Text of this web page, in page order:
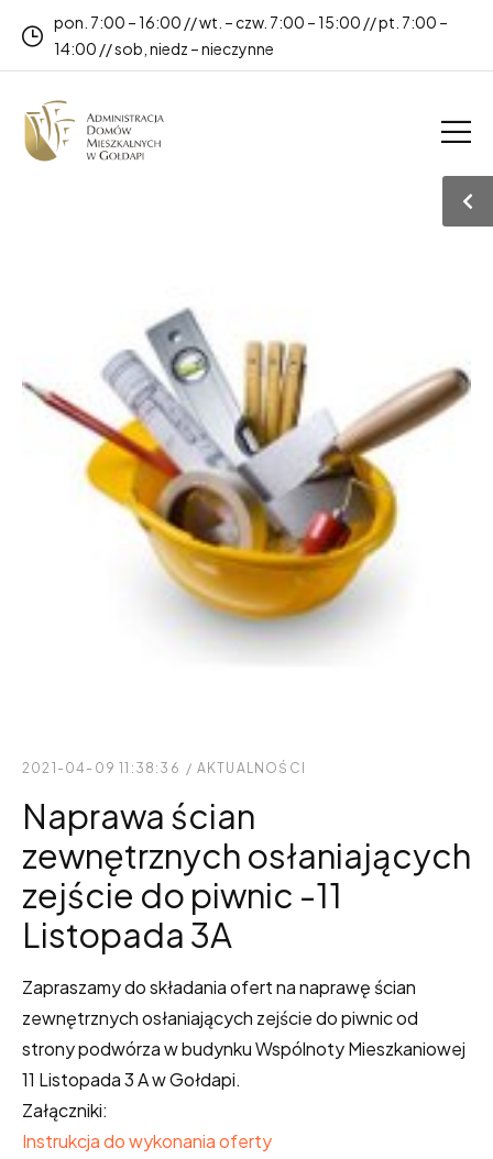
pon. 7:00 – 16:00 // wt. – czw. 7:00 – 15:00 // pt. 7:00 –
14:00 // sob, niedz – nieczynne
2021-04-09 11:38:36 / AKTUALNOŚCI
Naprawa ścian
zewnętrznych osłaniających
zejście do piwnic -11
Listopada 3A
Zapraszamy do składania ofert na naprawę ścian
zewnętrznych osłaniających zejście do piwnic od
strony podwórza w budynku Wspólnoty Mieszkaniowej
11 Listopada 3 A w Gołdapi.
Załączniki:
Instrukcja do wykonania oferty